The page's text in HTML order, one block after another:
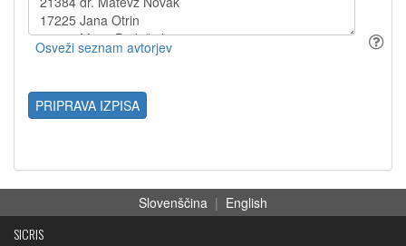
PRIPRAVA IZPISA
Slovenščina | English
SICRIS